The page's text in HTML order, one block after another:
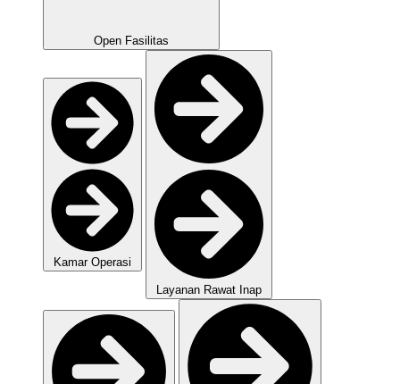
Open Fasilitas
Kamar Operasi
Layanan Rawat Inap